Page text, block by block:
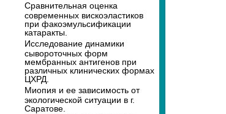
Сравнительная оценка
современных вискоэластиков
при факоэмульсификации
катаракты.
Исследование динамики
сывороточных форм
мембранных антигенов при
различных клинических формах
ЦХРД.
Миопия и ее зависимость от
экологической ситуации в г.
Саратове.